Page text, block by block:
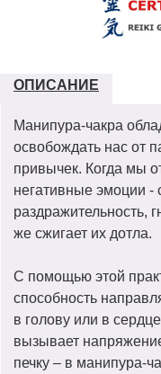
ОПИСАНИЕ
Манипура-чакра
освобождать нас от
привычек. Когда мы
негативные эмоции -
раздражительность,
же сжигает их дотла.
С помощью этой
способность
в голову или в
вызывает
печку – в манипура-